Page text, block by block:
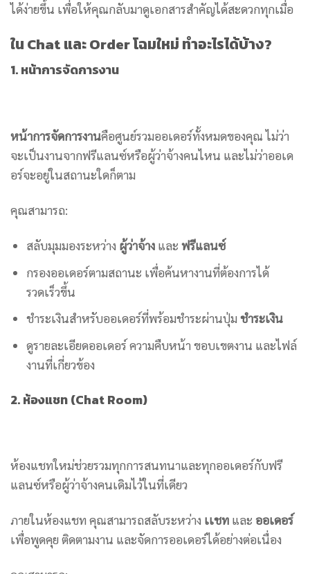
ได้ง่ายขึ้น เพื่อให้คุณกลับมาดูเอกสารสำคัญได้สะดวกทุกเมื่อ
ใน Chat และ Order โฉมใหม่ ทำอะไรได้บ้าง?
1. หน้าการจัดการงาน
หน้าการจัดการงานคือศูนย์รวมออเดอร์ทั้งหมดของคุณ ไม่ว่า
จะเป็นงานจากฟรีแลนซ์หรือผู้ว่าจ้างคนไหน และไม่ว่าออเด
อร์จะอยู่ในสถานะใดก็ตาม
คุณสามารถ:
สลับมุมมองระหว่าง ผู้ว่าจ้างและ ฟรีแลนซ์
กรองออเดอร์ตามสถานะ เพื่อค้นหางานที่ต้องการได้
รวดเร็วขึ้น
ชำระเงินสำหรับออเดอร์ที่พร้อมชำระผ่านปุ่ม ชำระเงิน
ดูรายละเอียดออเดอร์ ความคืบหน้า ขอบเขตงาน และไฟล์
งานที่เกี่ยวข้อง
2. ห้องแชท (Chat Room)
ห้องแชทใหม่ช่วยรวมทุกการสนทนาและทุกออเดอร์กับฟรี
แลนซ์หรือผู้ว่าจ้างคนเดิมไว้ในที่เดียว
ภายในห้องแชท คุณสามารถสลับระหว่าง เเชท และ ออเดอร์
เพื่อพูดคุย ติดตามงาน และจัดการออเดอร์ได้อย่างต่อเนื่อง